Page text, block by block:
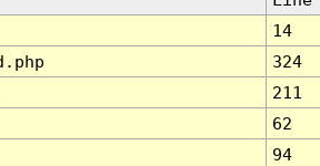
14
324
211
62
94